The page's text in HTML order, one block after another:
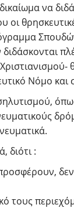
να
οι
Νόμο
διότι :
τους